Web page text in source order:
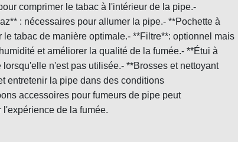
comprimer le tabac à l'intérieur de la pipe.-
: nécessaires pour allumer la pipe.- **Pochette à
le tabac de manière optimale.- **Filtre**: optionnel mais
et améliorer la qualité de la fumée.- **Étui à
n'est pas utilisée.- **Brosses et nettoyant
entretenir la pipe dans des conditions
accessoires pour fumeurs de pipe peut
de la fumée.